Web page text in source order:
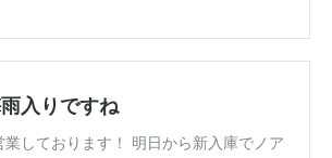
入りですね
しております！ 明日から新入庫でノア